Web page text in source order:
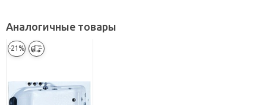
Аналогичные товары
-21%